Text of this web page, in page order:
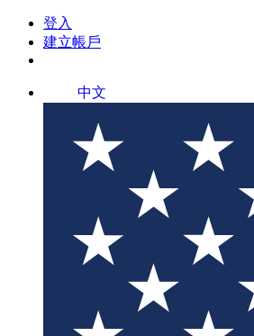
登入
建立帳戶
中文